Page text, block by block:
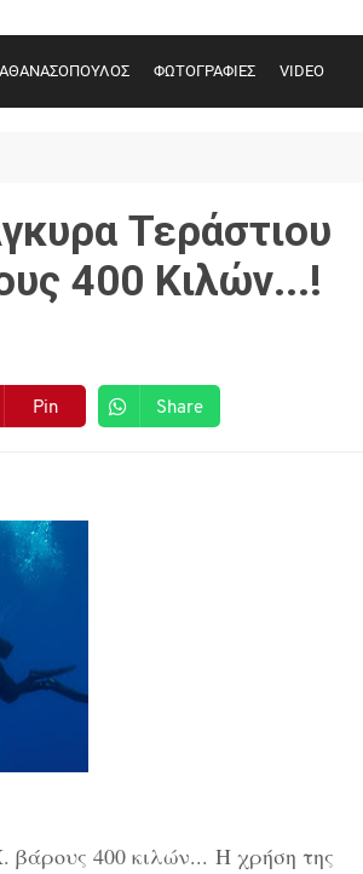
ΦΩΤΟΓΡΑΦΙΕΣ VIDEO
Τεράστιου
400 Κιλών...!
Pin Share
βάρους 400 κιλών... Η χρήση της